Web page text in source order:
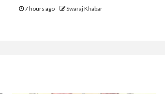
7 hours ago Swaraj Khabar